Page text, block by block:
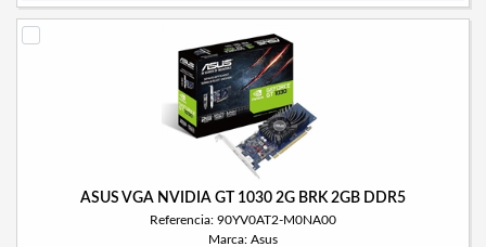
ASUS VGA NVIDIA GT 1030 2G BRK 2GB DDR5
Referencia: 90YV0AT2-M0NA00
Marca: Asus